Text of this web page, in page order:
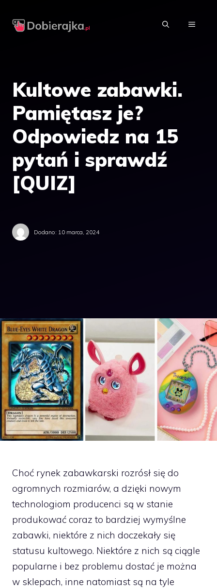
MENU
Kultowe zabawki.
Pamiętasz je?
Odpowiedz na 15
pytań i sprawdź
[QUIZ]
Dodano: 10 marca, 2024
Choć rynek zabawkarski rozrósł się do
ogromnych rozmiarów, a dzięki nowym
technologiom producenci są w stanie
produkować coraz to bardziej wymyślne
zabawki, niektóre z nich doczekały się
statusu kultowego. Niektóre z nich są ciągle
popularne i bez problemu dostać je można
w sklepach, inne natomiast są na tyle